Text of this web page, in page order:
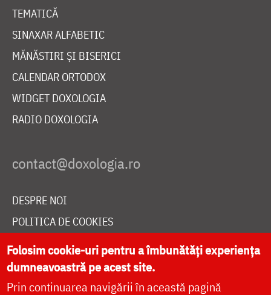
TEMATICĂ
SINAXAR ALFABETIC
MĂNĂSTIRI ȘI BISERICI
CALENDAR ORTODOX
WIDGET DOXOLOGIA
RADIO DOXOLOGIA
DESPRE NOI
POLITICA DE COOKIES
DONEAZĂ ONLINE PENTRU CATEDRALA NAȚIONALĂ
LIVE
Folosim cookie-uri pentru a îmbunătăți experiența
dumneavoastră pe acest site.
Prin continuarea navigării în această pagină